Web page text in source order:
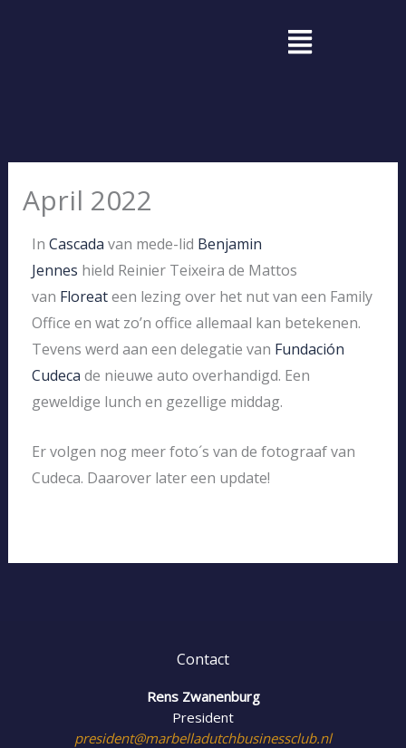
Menu
April 2022
In Cascada van mede-lid Benjamin
Jennes hield ReinierTeixeira de Mattos
van Floreateen lezing over het nut van een Family
Office en wat zo’n office allemaal kan betekenen.
Tevens werd aan een delegatie van Fundación
Cudeca de nieuwe auto overhandigd. Een
geweldige lunch en gezellige middag.
Er volgen nog meer foto´s van de fotograaf van
Cudeca. Daarover later een update!
Contact
Rens Zwanenburg
President
president@marbelladutchbusinessclub.nl